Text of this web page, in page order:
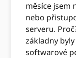
měsíce jsem
nebo
serveru.
základny
softwarové